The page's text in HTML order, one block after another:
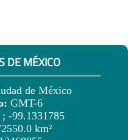
DE MÉXICO
de México
GMT-6
-99.1331785
km²